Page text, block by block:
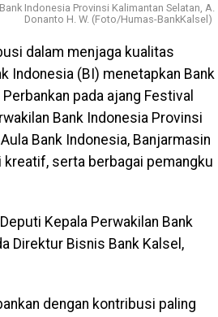
Indonesia Provinsi Kalimantan Selatan, A.
Donanto H. W. (Foto/Humas-BankKalsel)
dalam menjaga kualitas
Indonesia (BI) menetapkan Bank
pada ajang Festival
Bank Indonesia Provinsi
Bank Indonesia, Banjarmasin
kreatif, serta berbagai pemangku
Kepala Perwakilan Bank
Direktur Bisnis Bank Kalsel,
dengan kontribusi paling